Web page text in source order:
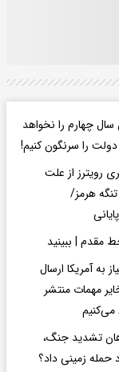
چهارم را نخواهد
رویترز از علت
هرمز/
مقدم | ببینید
به آمریکا ارسال
مهمات منتشر
تشدید جنگ،
زمینی داد؟